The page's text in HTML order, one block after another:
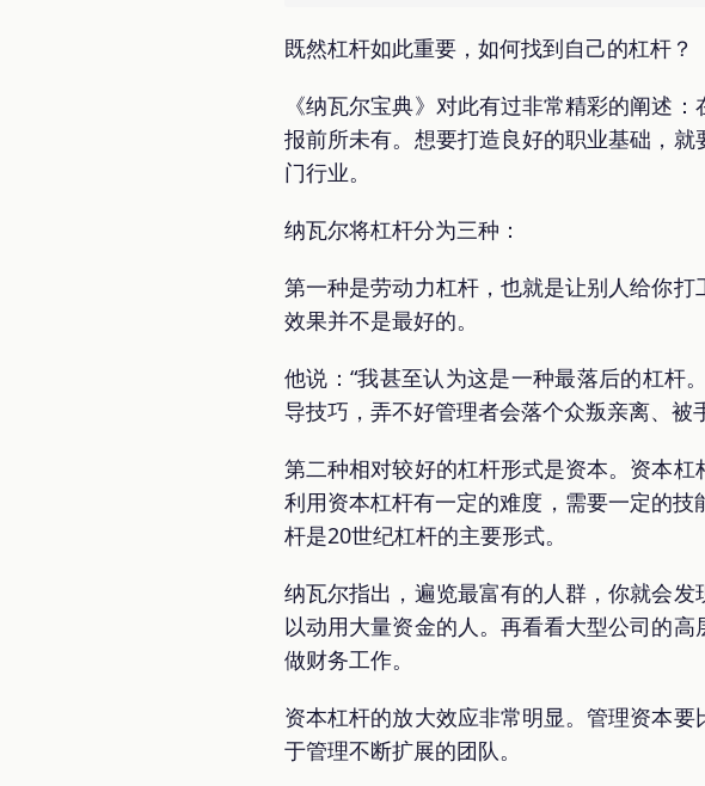
既然杠杆如此重要，如何找到自己的杠杆？
《纳瓦尔宝典》对此有过非常精彩的阐述
报前所未有。想要打造良好的职业基础，
门行业。
纳瓦尔将杠杆分为三种：
第一种是劳动力杠杆，也就是让别人给你
效果并不是最好的。
他说：“我甚至认为这是一种最落后的杠杆
导技巧，弄不好管理者会落个众叛亲离、被
第二种相对较好的杠杆形式是资本。资本
利用资本杠杆有一定的难度，需要一定的
杆是20世纪杠杆的主要形式。
纳瓦尔指出，遍览最富有的人群，你就会
以动用大量资金的人。再看看大型公司的
做财务工作。
资本杠杆的放大效应非常明显。管理资本
于管理不断扩展的团队。